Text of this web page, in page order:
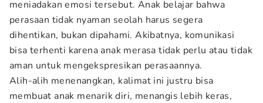
meniadakan emosi tersebut. Anak belajar bahwa
perasaan tidak nyaman seolah harus segera
dihentikan, bukan dipahami. Akibatnya, komunikasi
bisa terhenti karena anak merasa tidak perlu atau tidak
aman untuk mengekspresikan perasaannya.
Alih-alih menenangkan, kalimat ini justru bisa
membuat anak menarik diri, menangis lebih keras,